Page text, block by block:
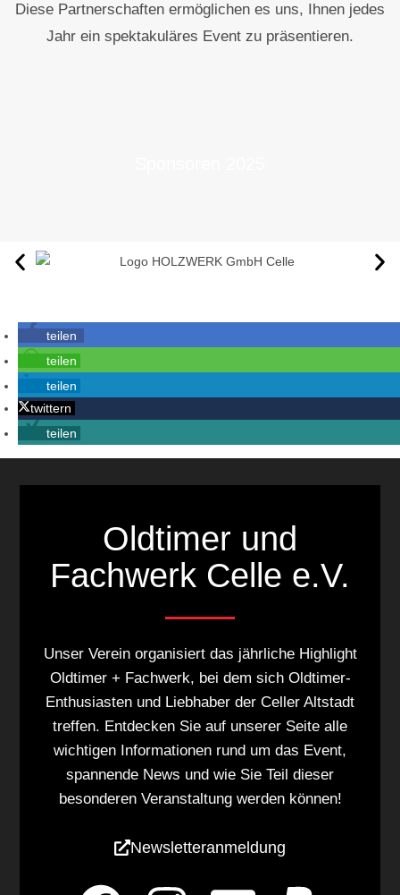
Diese Partnerschaften ermöglichen es uns, Ihnen jedes
Jahr ein spektakuläres Event zu präsentieren.
teilen
teilen
teilen
twittern
teilen
Oldtimer und
Fachwerk Celle e.V.
Unser Verein organisiert das jährliche Highlight
Oldtimer + Fachwerk, bei dem sich Oldtimer-
Enthusiasten und Liebhaber der Celler Altstadt
treffen. Entdecken Sie auf unserer Seite alle
wichtigen Informationen rund um das Event,
spannende News und wie Sie Teil dieser
besonderen Veranstaltung werden können!
Newsletteranmeldung